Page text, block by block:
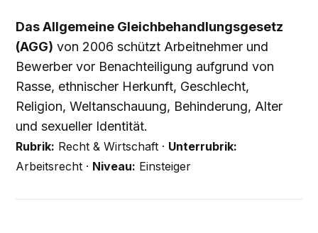
Das Allgemeine Gleichbehandlungsgesetz
(AGG) von 2006 schützt Arbeitnehmer und
Bewerber vor Benachteiligung aufgrund von
Rasse, ethnischer Herkunft, Geschlecht,
Religion, Weltanschauung, Behinderung, Alter
und sexueller Identität.
Rubrik: Recht & Wirtschaft · Unterrubrik:
Arbeitsrecht · Niveau: Einsteiger